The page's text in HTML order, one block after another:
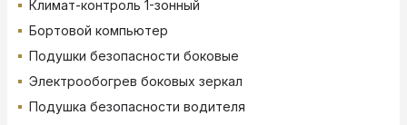
Климат-контроль 1-зонный
Бортовой компьютер
Подушки безопасности боковые
Электрообогрев боковых зеркал
Подушка безопасности водителя